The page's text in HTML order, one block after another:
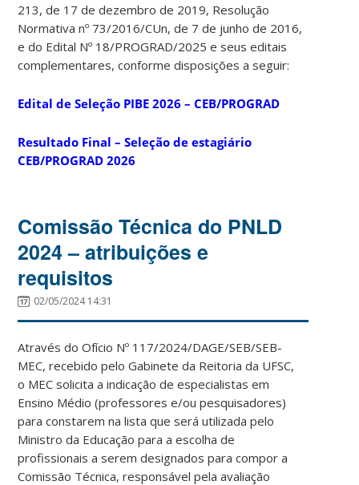
213, de 17 de dezembro de 2019, Resolução
Normativa nº 73/2016/CUn, de 7 de junho de 2016,
e do Edital Nº 18/PROGRAD/2025 e seus editais
complementares, conforme disposições a seguir:
Edital de Seleção PIBE 2026 – CEB/PROGRAD
Resultado Final – Seleção de estagiário
CEB/PROGRAD 2026
Comissão Técnica do PNLD
2024 – atribuições e
requisitos
02/05/2024 14:31
Através do Ofício Nº 117/2024/DAGE/SEB/SEB-
MEC, recebido pelo Gabinete da Reitoria da UFSC,
o MEC solicita a indicação de especialistas em
Ensino Médio (professores e/ou pesquisadores)
para constarem na lista que será utilizada pelo
Ministro da Educação para a escolha de
profissionais a serem designados para compor a
Comissão Técnica, responsável pela avaliação